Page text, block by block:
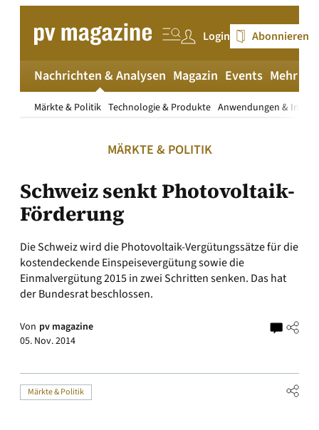
springen
Login Abonnieren
Nachrichten & Analysen
Märkte & Politik Technologie & Produkte Anwendungen &
Magazin Events Mehr
MÄRKTE & POLITIK
Schweiz senkt Photovoltaik-
Förderung
Die Schweiz wird die Photovoltaik-Vergütungssätze für die
kostendeckende Einspeisevergütung sowie die
Einmalvergütung 2015 in zwei Schritten senken. Das hat
der Bundesrat beschlossen.
Von pv magazine
05. Nov. 2014
Märkte & Politik